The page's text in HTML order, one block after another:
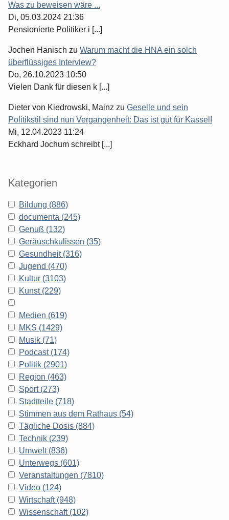
Was zu beweisen wäre ...
Di, 05.03.2024 21:36
Pensionierte Politiker i [...]
Jochen Hanisch zu Warum macht die HNA ein solch
überflüssiges Interview?
Do, 26.10.2023 10:50
Vielen Dank für diesen k [...]
Dieter von Kiedrowski, Mainz zu Geselle und sein
Politikstil sind nun Vergangenheit: Das ist gut für Kassel!
Mi, 12.04.2023 11:24
Eckhard Jochum schreibt [...]
Kategorien
Bildung (886)
documenta (245)
Genuß (132)
Geräuschkulissen (35)
Gesundheit (316)
Jugend (470)
Kultur (3103)
Kunst (229)
Medien (619)
MKS (1429)
Musik (71)
Podcast (174)
Politik (2901)
Region (463)
Sport (273)
Stadtteile (718)
Stimmen aus dem Rathaus (54)
Tägliche Dosis (884)
Technik (239)
Umwelt (836)
Unterwegs (601)
Veranstaltungen (7810)
Video (124)
Wirtschaft (948)
Wissenschaft (102)